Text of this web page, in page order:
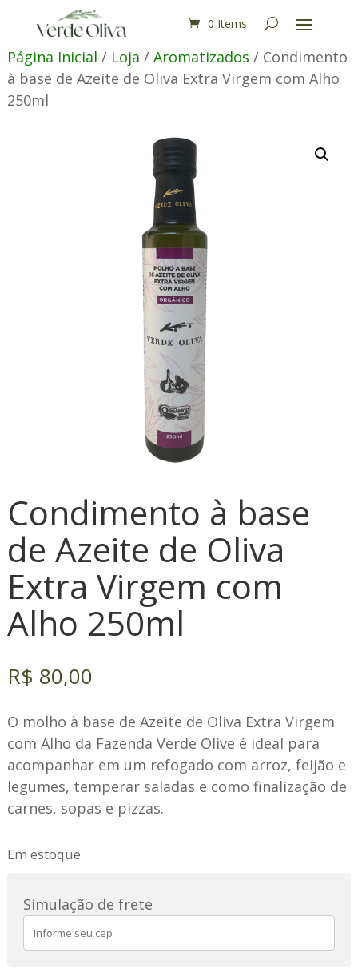
0 Items
Página Inicial / Loja / Aromatizados / Condimento
à base de Azeite de Oliva Extra Virgem com Alho
250ml
Condimento à base
de Azeite de Oliva
Extra Virgem com
Alho 250ml
R$ 80,00
O molho à base de Azeite de Oliva Extra Virgem
com Alho da Fazenda Verde Olive é ideal para
acompanhar em um refogado com arroz, feijão e
legumes, temperar saladas e como finalização de
carnes, sopas e pizzas.
Em estoque
Simulação de frete